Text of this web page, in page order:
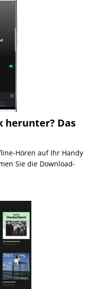
herunter? Das
Hören auf Ihr Handy
Sie die Download-